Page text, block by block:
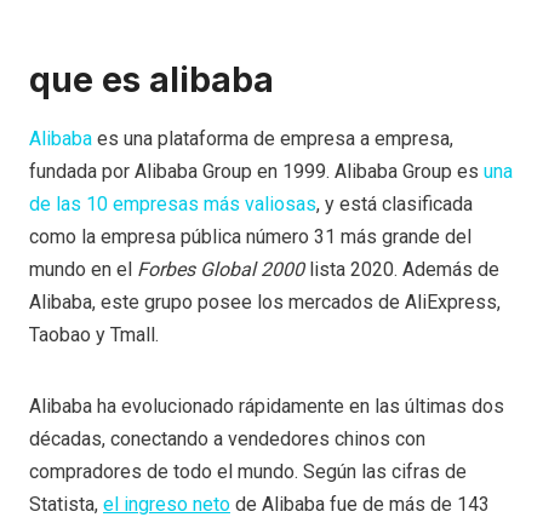
que es alibaba
Alibaba es una plataforma de empresa a empresa,
fundada por Alibaba Group en 1999. Alibaba Group es una
de las 10 empresas más valiosas, y está clasificada
como la empresa pública número 31 más grande del
mundo en el Forbes Global 2000lista 2020. Además de
Alibaba, este grupo posee los mercados de AliExpress,
Taobao y Tmall.
Alibaba ha evolucionado rápidamente en las últimas dos
décadas, conectando a vendedores chinos con
compradores de todo el mundo. Según las cifras de
Statista, el ingreso neto de Alibaba fue de más de 143